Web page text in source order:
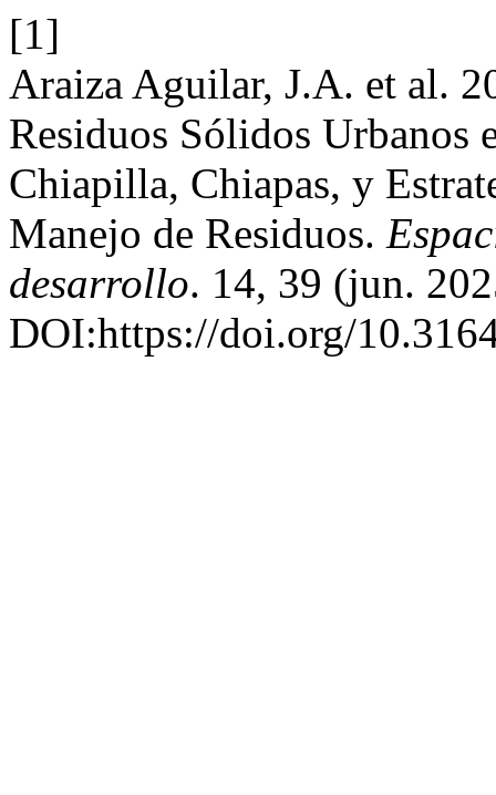
[1]
Araiza Aguilar, J.A. et al.
Residuos Sólidos Urbanos
Chiapilla, Chiapas, y
Manejo de Residuos.
desarrollo. 14, 39 (jun.
DOI:https://doi.org/